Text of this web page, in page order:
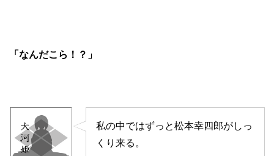
「なんだこら！？」
私の中ではずっと松本幸四郎がしっ
くり来る。